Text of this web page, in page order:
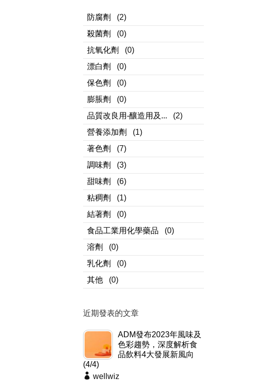
防腐劑
(2)
殺菌劑
(0)
抗氧化劑
(0)
漂白劑
(0)
保色劑
(0)
膨脹劑
(0)
品質改良用-釀造用及...
(2)
營養添加劑
(1)
著色劑
(7)
調味劑
(3)
甜味劑
(6)
粘稠劑
(1)
結著劑
(0)
食品工業用化學藥品
(0)
溶劑
(0)
乳化劑
(0)
其他
(0)
近期發表的文章
ADM發布2023年風味及
色彩趨勢，深度解析食
品飲料4大發展新風向
(4/4)
wellwiz